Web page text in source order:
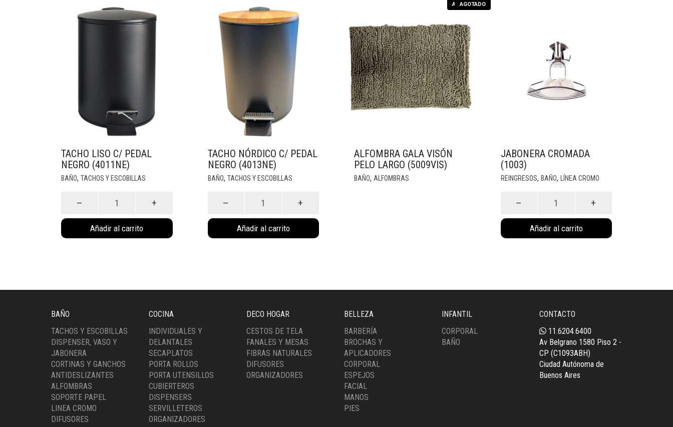
TACHO LISO C/ PEDAL
NEGRO (4011NE)
BAÑO, TACHOS Y ESCOBILLAS
c/
Negro
Añadir al carrito
TACHO NÓRDICO C/ PEDAL
NEGRO (4013NE)
BAÑO, TACHOS Y ESCOBILLAS
c/
Negro
Añadir al carrito
AGOTADO
AGOTADO
ALFOMBRA GALA VISÓN
PELO LARGO (5009VIS)
BAÑO, ALFOMBRAS
JABONERA CROMADA
(1003)
REINGRESOS, BAÑO, LÍNEA CROMO
(1003)
cantidadAñadir al carrito
BAÑO
TACHOS Y ESCOBILLAS
DISPENSER, VASO Y
JABONERA
CORTINAS Y GANCHOS
ANTIDESLIZANTES
ALFOMBRAS
SOPORTE PAPEL
LINEA CROMO
DIFUSORES
COCINA
INDIVIDUALES Y
DELANTALES
SECAPLATOS
PORTA ROLLOS
PORTA UTENSILLOS
CUBIERTEROS
DISPENSERS
SERVILLETEROS
ORGANIZADORES
DECO HOGAR
CESTOS DE TELA
FANALES Y MESAS
FIBRAS NATURALES
DIFUSORES
ORGANIZADORES
BELLEZA
BARBERÍA
BROCHAS Y
APLICADORES
CORPORAL
ESPEJOS
FACIAL
MANOS
PIES
INFANTIL
CORPORAL
BAÑO
CONTACTO
11.6204.6400
Av Belgrano 1580 Piso 2 -
CP (C1093ABH)
Ciudad Autónoma de
Buenos Aires